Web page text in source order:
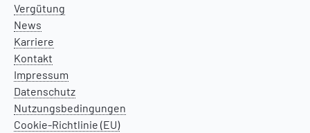
Vergütung
News
Karriere
Kontakt
Impressum
Datenschutz
Nutzungsbedingungen
Cookie-Richtlinie (EU)